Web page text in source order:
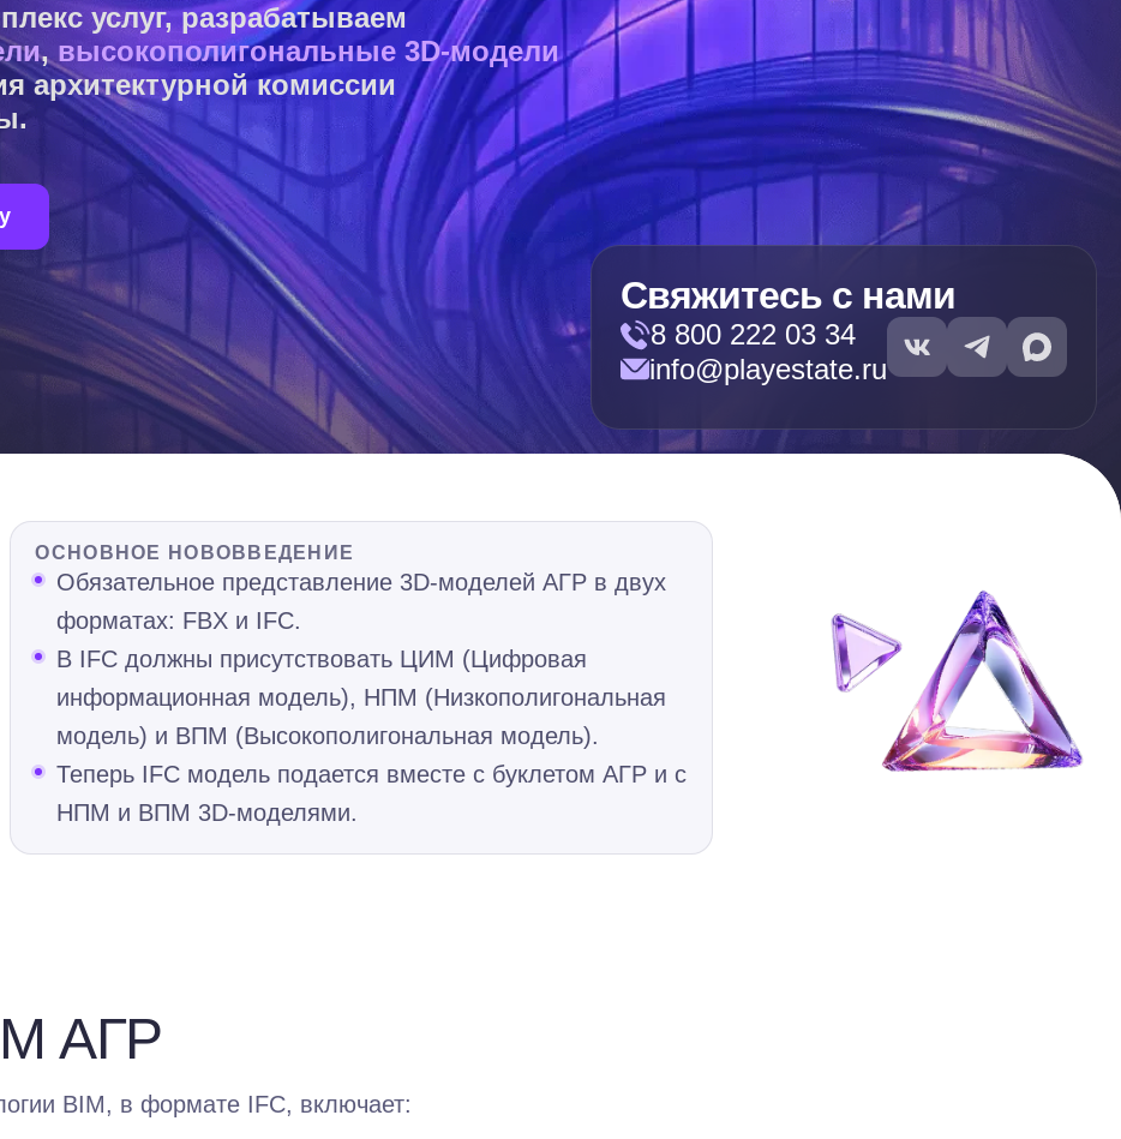
услуг, разрабатываем
, высокополигональные 3D-модели
архитектурной комиссии
Свяжитесь с нами
8 800 222 03 34
info@playestate.ru
ОСНОВНОЕ НОВОВВЕДЕНИЕ
Обязательное представление 3D-моделей АГР в двух
форматах: FBX и IFC.
В IFC должны присутствовать ЦИМ (Цифровая
информационная модель), НПМ (Низкополигональная
модель) и ВПМ (Высокополигональная модель).
Теперь IFC модель подается вместе с буклетом АГР и с
НПМ и ВПМ 3D-моделями.
АГР
BIM, в формате IFC, включает: